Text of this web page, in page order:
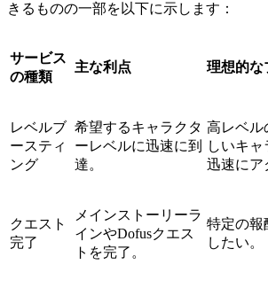
きるものの一部を以下に示します：
サービス
の種類
主な利点 理想的な
レベルブ
ースティ
ング
希望するキャラクタ
ーレベルに迅速に到
達。
高レベル
しいキ
迅速にア
クエスト
完了
メインストーリーラ
インやDofusクエス
トを完了。
特定の報
したい。